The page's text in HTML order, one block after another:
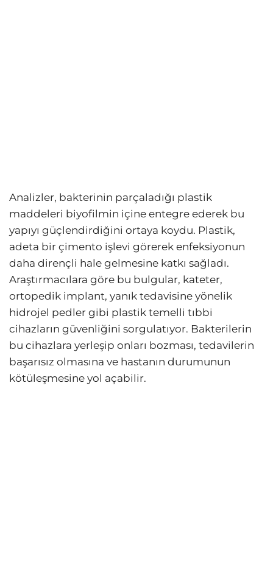
Analizler, bakterinin parçaladığı plastik
maddeleri biyofilmin içine entegre ederek bu
yapıyı güçlendirdiğini ortaya koydu. Plastik,
adeta bir çimento işlevi görerek enfeksiyonun
daha dirençli hale gelmesine katkı sağladı.
Araştırmacılara göre bu bulgular, kateter,
ortopedik implant, yanık tedavisine yönelik
hidrojel pedler gibi plastik temelli tıbbi
cihazların güvenliğini sorgulatıyor. Bakterilerin
bu cihazlara yerleşip onları bozması, tedavilerin
başarısız olmasına ve hastanın durumunun
kötüleşmesine yol açabilir.